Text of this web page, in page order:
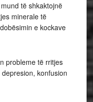
të shkaktojnë
minerale të
e kockave
probleme të rritjes
konfusion